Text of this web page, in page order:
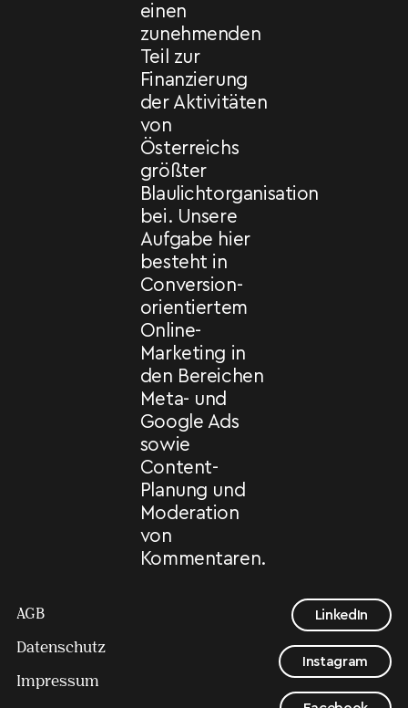
einen
zunehmenden
Teil zur
Finanzierung
der Aktivitäten
von
Österreichs
größter
Blaulichtorganisation
bei. Unsere
Aufgabe hier
besteht in
Conversion-
orientiertem
Online-
Marketing in
den Bereichen
Meta- und
Google Ads
sowie
Content-
Planung und
Moderation
von
Kommentaren.
AGB
Datenschutz
Impressum
LinkedIn
Instagram